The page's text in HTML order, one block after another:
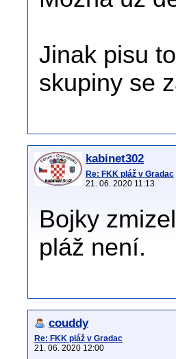
Jinak pisu
skupiny se
kabinet302
Re: FKK pláž v Gradac
21. 06. 2020 11:13
Bojky
pláž není.
couddy
Re: FKK pláž v Gradac
21. 06. 2020 12:00